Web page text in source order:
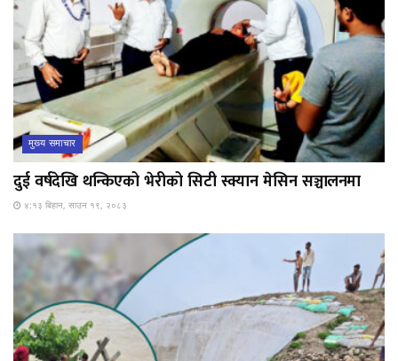
मुख्य समाचार
दुई वर्षदेखि थन्किएको भेरीको सिटी स्क्यान मेसिन सञ्चालनमा
४:१३ बिहान, साउन १९, २०८३